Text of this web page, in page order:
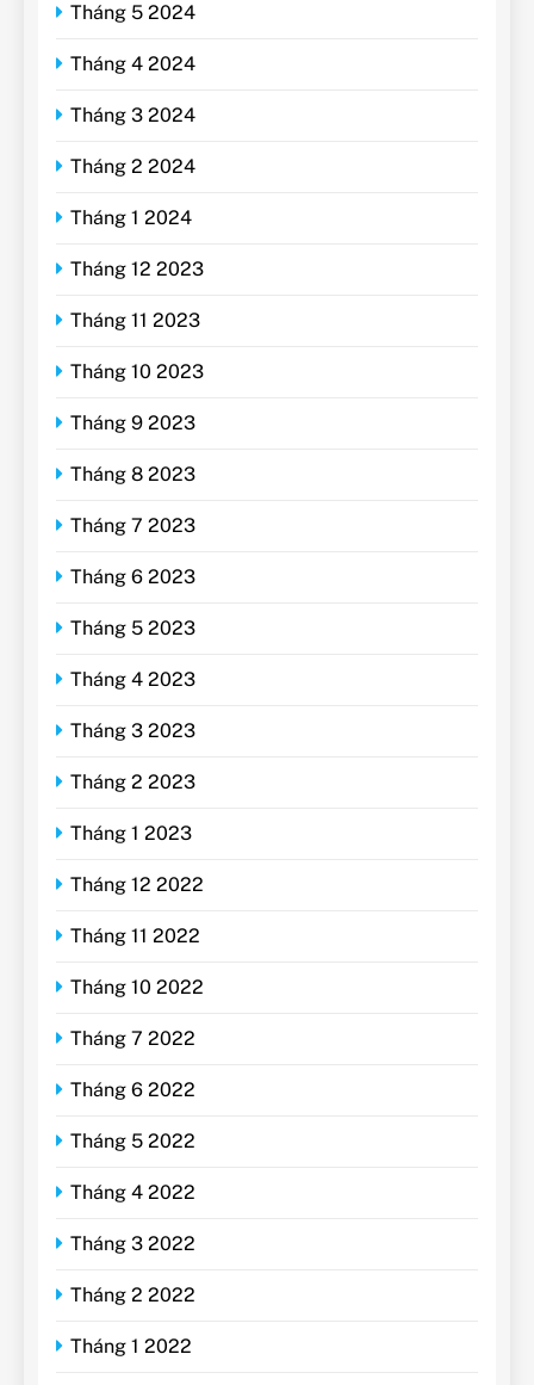
Tháng 5 2024
Tháng 4 2024
Tháng 3 2024
Tháng 2 2024
Tháng 1 2024
Tháng 12 2023
Tháng 11 2023
Tháng 10 2023
Tháng 9 2023
Tháng 8 2023
Tháng 7 2023
Tháng 6 2023
Tháng 5 2023
Tháng 4 2023
Tháng 3 2023
Tháng 2 2023
Tháng 1 2023
Tháng 12 2022
Tháng 11 2022
Tháng 10 2022
Tháng 7 2022
Tháng 6 2022
Tháng 5 2022
Tháng 4 2022
Tháng 3 2022
Tháng 2 2022
Tháng 1 2022